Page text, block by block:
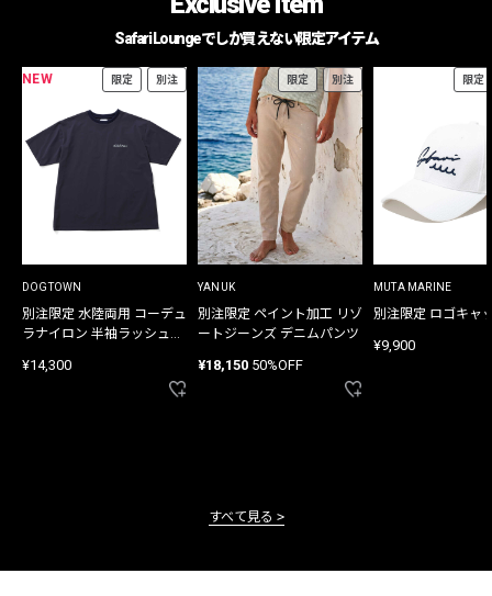
Safari Loungeでしか買えない限定アイテム
NEW 限定 別注
DOGTOWN
別注限定 水陸両用 コーデュ
ラナイロン 半袖ラッシュガ
¥14,300
限定 別注
YANUK
別注限定 ペイント加工 リゾ
ートジーンズ デニムパンツ
¥18,150 50%OFF
限定
MUTA MARINE
別注限定 ロゴキャ
¥9,900
すべて見る